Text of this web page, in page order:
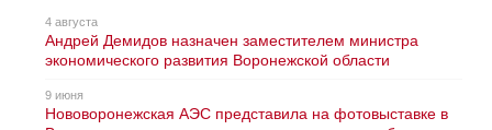
4 августа
Андрей Демидов назначен заместителем министра
экономического развития Воронежской области
9 июня
Нововоронежская АЭС представила на фотовыставке в